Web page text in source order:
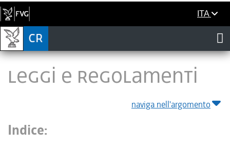
ITA
LEGGI E REGOLAMENTI
naviga nell'argomento
Indice: